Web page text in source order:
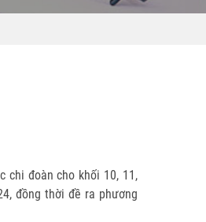
chi đoàn cho khối 10, 11,
đồng thời đề ra phương